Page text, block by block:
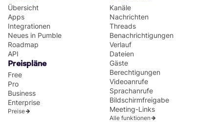
Übersicht
Apps
Integrationen
Neues in Pumble
Roadmap
API
Preispläne
Free
Pro
Business
Enterprise
Preise
Kanäle
Nachrichten
Threads
Benachrichtigungen
Verlauf
Dateien
Gäste
Berechtigungen
Videoanrufe
Sprachanrufe
Bildschirmfreigabe
Meeting-Links
Alle funktionen